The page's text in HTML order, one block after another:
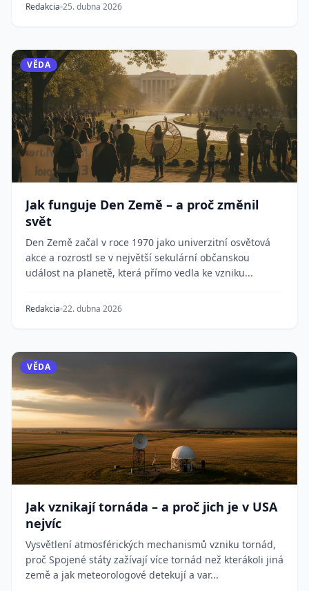
Redakcia 25. dubna 2026
VĚDA
Jak funguje Den Země – a proč změnil
svět
Den Země začal v roce 1970 jako univerzitní osvětová
akce a rozrostl se v největší sekulární občanskou
událost na planetě, která přímo vedla ke vzniku...
Redakcia 22. dubna 2026
VĚDA
Jak vznikají tornáda – a proč jich je v USA
nejvíc
Vysvětlení atmosférických mechanismů vzniku tornád,
proč Spojené státy zažívají více tornád než kterákoli jiná
země a jak meteorologové detekují a var...